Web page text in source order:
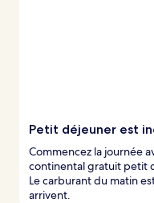
Petit déjeuner est
Commencez la journée
continental gratuit petit
Le carburant du matin
arrivent.